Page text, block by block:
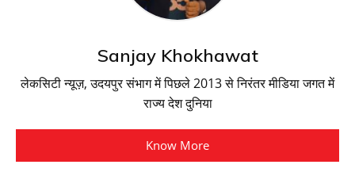
Sanjay Khokhawat
लेकसिटी न्यूज़, उदयपुर संभाग में पिछले 2013 से निरंतर मीडिया जगत में
राज्य देश दुनिया
Know More